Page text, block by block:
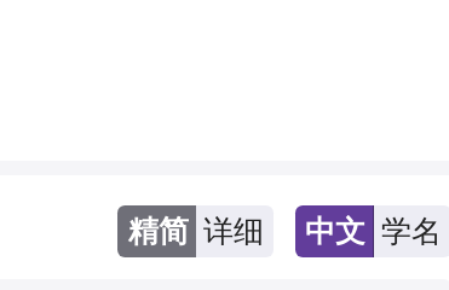
中文 学名
精简 详细